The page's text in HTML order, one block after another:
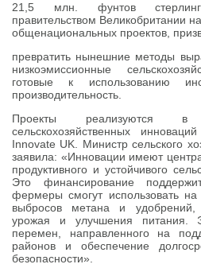
21,5 млн. фунтов
правительством Великобритании
общенациональных проектов,
превратить нынешние методы
низкоэмиссионные
готовые к использованию
производительность.
Проекты реализуются
сельскохозяйственных
Innovate UK. Министр сельского
заявила: «Инновации имеют
продуктивного и устойчивого
Это финансирование
фермеры смогут использовать
выбросов метана и удобрений,
урожая и улучшения питания.
перемен, направленного на
районов и обеспечение
безопасности».